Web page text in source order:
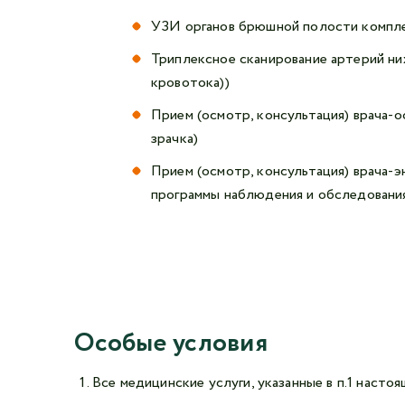
УЗИ органов брюшной полости
Триплексное сканирование артерий
кровотока))
Прием (осмотр, консультация) врача-
зрачка)
Прием (осмотр, консультация) врача-
программы наблюдения и
Особые условия
Все медицинские услуги, указанные в п.1